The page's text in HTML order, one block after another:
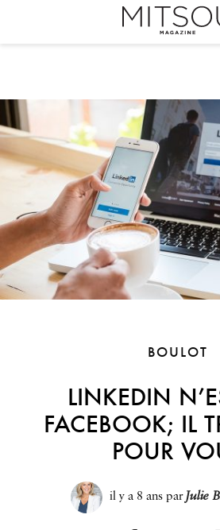
BOULOT
LINKEDIN
FACEBOOK; IL
POUR
il y a 8 ansparJulie